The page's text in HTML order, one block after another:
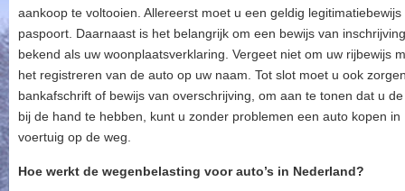
aankoop te voltooien. Allereerst moet u een geldig
paspoort. Daarnaast is het belangrijk om een bewijs van
bekend als uw woonplaatsverklaring. Vergeet niet om uw rijbewijs
het registreren van de auto op uw naam. Tot slot moet u ook
bankafschrift of bewijs van overschrijving, om aan te tonen dat u
bij de hand te hebben, kunt u zonder problemen een auto kopen
voertuig op de weg.
Hoe werkt de wegenbelasting voor auto’s in Nederland?